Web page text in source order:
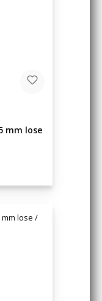
mm lose